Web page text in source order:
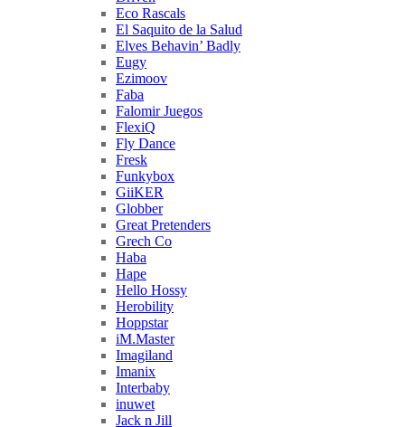
Eco Rascals
El Saquito de la Salud
Elves Behavin’ Badly
Eugy
Ezimoov
Faba
Falomir Juegos
FlexiQ
Fly Dance
Fresk
Funkybox
GiiKER
Globber
Great Pretenders
Grech Co
Haba
Hape
Hello Hossy
Herobility
Hoppstar
iM.Master
Imagiland
Imanix
Interbaby
inuwet
Jack n Jill